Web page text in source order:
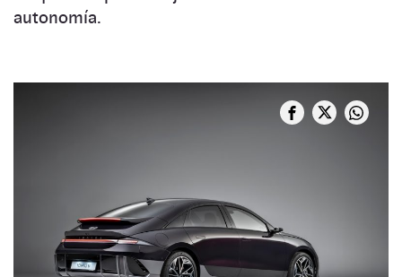
autonomía.